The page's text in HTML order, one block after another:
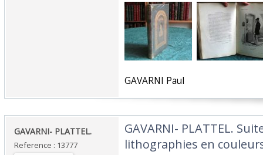
‎GAVARNI Paul ‎
‎GAVARNI- PLATTEL. ‎
Reference : 13777
‎GAVARNI- PLATTEL.
lithographies en